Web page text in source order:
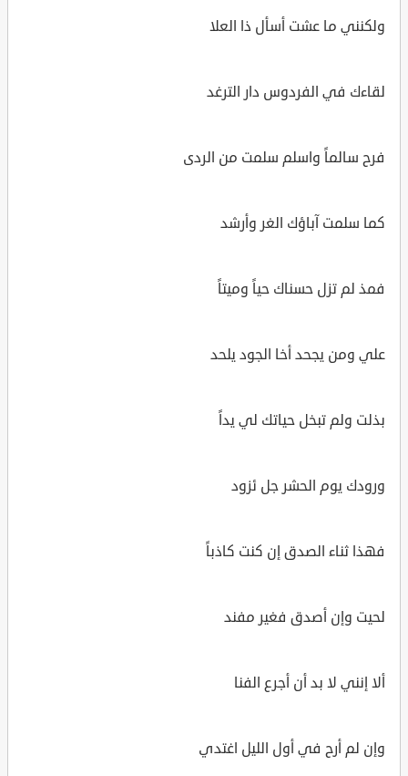
ولكنني ما عشت أسأل ذا العلا
لقاءك في الفردوس دار الترغد
فرح سالماً واسلم سلمت من الردى
كما سلمت آباؤك الغر وأرشد
فمذ لم تزل حسناك حياً وميتاً
علي ومن يجحد أخا الجود يلحد
بذلت ولم تبخل حياتك لي يداً
ورودك يوم الحشر جل ئزود
فهذا ثناء الصدق إن كنت كاذباً
لحيت وإن أصدق فغير مفند
ألا إنني لا بد أن أجرع الفنا
وإن لم أرح في أول الليل اغتدي